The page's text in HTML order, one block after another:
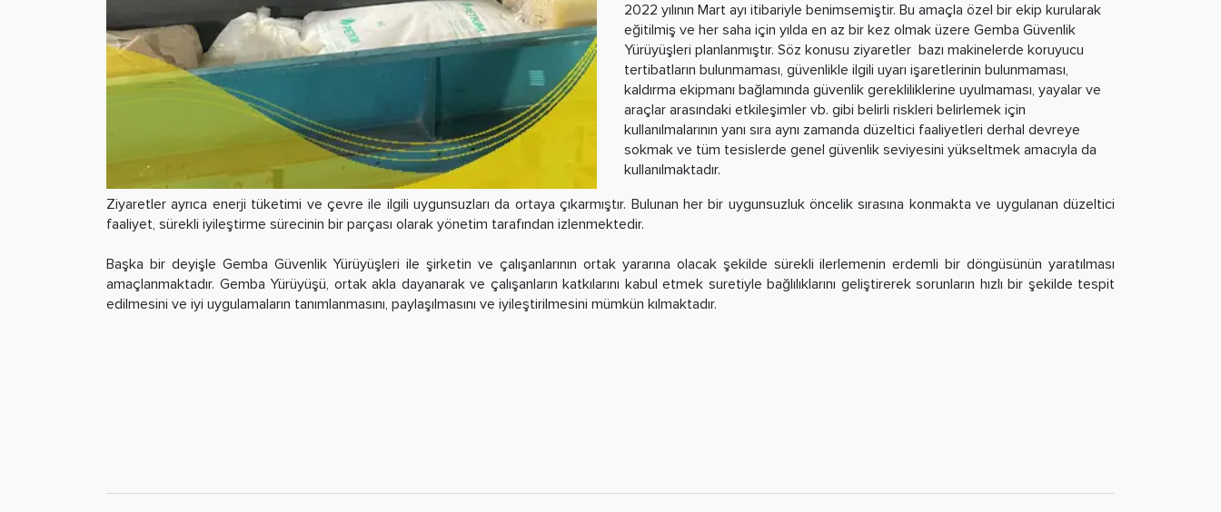
2022 yılının Mart ayı itibariyle benimsemiştir. Bu amaçla özel bir ekip kurularak
eğitilmiş ve her saha için yılda en az bir kez olmak üzere Gemba Güvenlik
Yürüyüşleri planlanmıştır. Söz konusu ziyaretler bazı makinelerde koruyucu
tertibatların bulunmaması, güvenlikle ilgili uyarı işaretlerinin bulunmaması,
kaldırma ekipmanı bağlamında güvenlik gerekliliklerine uyulmaması, yayalar ve
araçlar arasındaki etkileşimler vb. gibi belirli riskleri belirlemek için
kullanılmalarının yanı sıra aynı zamanda düzeltici faaliyetleri derhal devreye
sokmak ve tüm tesislerde genel güvenlik seviyesini yükseltmek amacıyla da
kullanılmaktadır.
Ziyaretler ayrıca enerji tüketimi ve çevre ile ilgili uygunsuzları da ortaya çıkarmıştır. Bulunan her bir uygunsuzluk öncelik sırasına konmakta ve uygulanan düzeltici
faaliyet, sürekli iyileştirme sürecinin bir parçası olarak yönetim tarafından izlenmektedir.
Başka bir deyişle Gemba Güvenlik Yürüyüşleri ile şirketin ve çalışanlarının ortak yararına olacak şekilde sürekli ilerlemenin erdemli bir döngüsünün yaratılması
amaçlanmaktadır. Gemba Yürüyüşü, ortak akla dayanarak ve çalışanların katkılarını kabul etmek suretiyle bağlılıklarını geliştirerek sorunların hızlı bir şekilde tespit
edilmesini ve iyi uygulamaların tanımlanmasını, paylaşılmasını ve iyileştirilmesini mümkün kılmaktadır.